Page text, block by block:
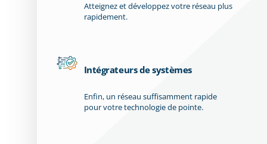
Atteignez et développez votre réseau plus
rapidement.
Intégrateurs de systèmes
Enfin, un réseau suffisamment rapide
pour votre technologie de pointe.